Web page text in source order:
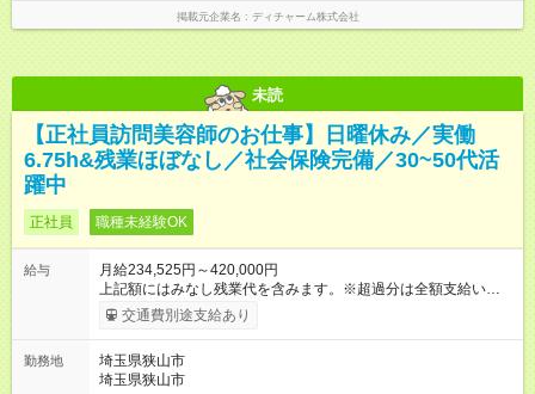
当、アサイン協力手当、教育担当手当など） 【試用期間】試用
期間あり 試用期間の長さ：3ヶ月 雇用形態、給与は本採用時と
掲載元企業名 ディチャーム株式会社
未読
【正社員訪問美容師のお仕事】日曜休み／実働
6.75h&残業ほぼなし／社会保険完備／30~50代活
躍中
正社員 職種未経験OK
給与
月給234,525円～420,000円
上記額にはみなし残業代を含みます。※超過分は全額支給いたし
ます。 みなし残業代 55,414円／月 みなし残業時間 41.5時間／
月 【みなし残業について】 みなし残業には帰宅時間と帰宅後の
働がなくても固定の手当としてお支払いしています。 施設での
稼働が長引いた場合、その分の残業代をお支払いいたします。
交通費別途支給あり
勤務地
埼玉県狭山市
埼玉県狭山市